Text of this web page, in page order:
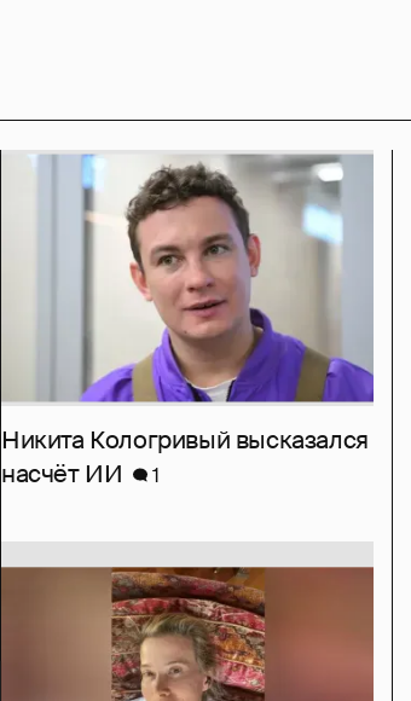
Никита Кологривый высказался
насчёт ИИ
1